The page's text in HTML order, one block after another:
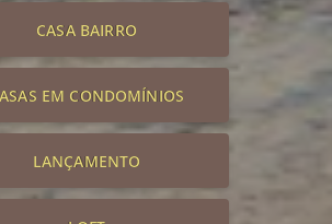
CASA BAIRRO
EM CONDOMÍNIOS
LANÇAMENTO